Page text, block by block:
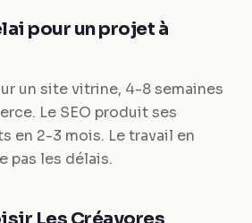
pour un projet à
un site vitrine, 4-8 semaines
Le SEO produit ses
en 2-3 mois. Le travail en
pas les délais.